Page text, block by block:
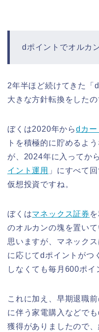
dポイントでオルカ
2年半ほど続けてきた「
大きな方針転換をした
ぼくは2020年からdカー
トを積極的に貯めるよ
が、2024年に入ってか
イント運用 」にすべて
仮想投資ですね。
ぼくはマネックス証券
のオルカンの塊を置い
思いますが、マネック
に応じてdポイントがつ
しなくても毎月600ポイ
これに加え、早期退職
に伴う家電購入などで
獲得がありましたので